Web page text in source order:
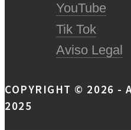
YouTube
Tik Tok
Aviso Legal
COPYRIGHT © 2026 -
2025